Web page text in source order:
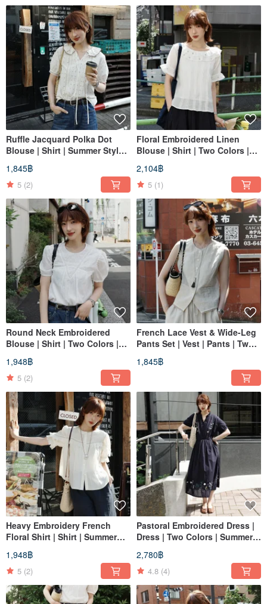
Ruffle Jacquard Polka Dot
Blouse | Shirt | Summer Style |
Sora-2112
1,845฿
5 (2)
Floral Embroidered Linen
Blouse | Shirt | Two Colors |
Summer | Sora-2111
2,104฿
5 (1)
Round Neck Embroidered
Blouse | Shirt | Two Colors |
Summer Collection | Sora-2110
1,948฿
5 (2)
French Lace Vest & Wide-Leg
Pants Set | Vest | Pants | Two
Colors | Summer Collection |
Sora-2109
1,845฿
Heavy Embroidery French
Floral Shirt | Shirt | Summer
Collection | Sora-2108
1,948฿
5 (2)
Pastoral Embroidered Dress |
Dress | Two Colors | Summer
Collection | Sora-2107
2,780฿
4.8 (4)